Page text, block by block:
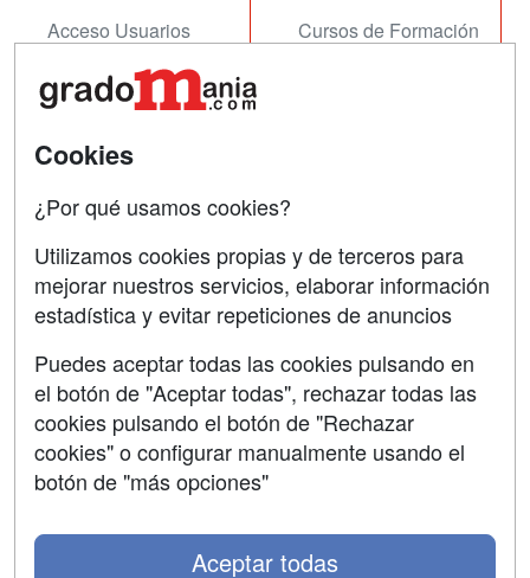
Acceso Usuarios
Acceso Centros
Cursos de Formación
Contactar
Copyleft
Grupo formazion:
Cookies
¿Por qué usamos cookies?
Utilizamos cookies propias y de terceros para
mejorar nuestros servicios, elaborar información
estadística y evitar repeticiones de anuncios
Puedes aceptar todas las cookies pulsando en
el botón de "Aceptar todas", rechazar todas las
cookies pulsando el botón de "Rechazar
cookies" o configurar manualmente usando el
botón de "más opciones"
Aceptar todas